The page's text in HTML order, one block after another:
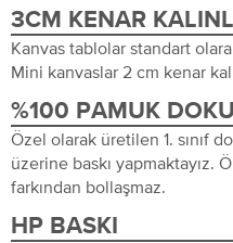
3CM KENAR
Kanvas tablolar standart
Mini kanvaslar 2 cm kenar
%100 PAMUK
Özel olarak üretilen 1. sınıf
üzerine baskı yapmaktayız.
farkından bollaşmaz.
HP BASKI